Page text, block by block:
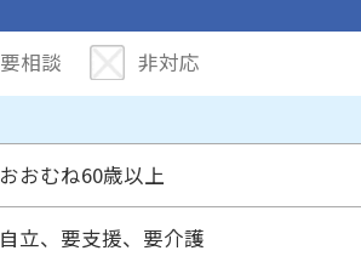
要相談
非対応
おおむね60歳以上
自立、要支援、要介護